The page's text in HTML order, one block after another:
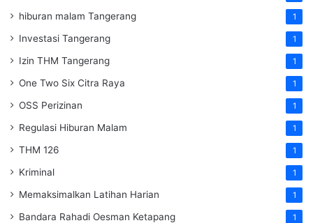
hiburan malam Tangerang 1
Investasi Tangerang 1
Izin THM Tangerang 1
One Two Six Citra Raya 1
OSS Perizinan 1
Regulasi Hiburan Malam 1
THM 126 1
Kriminal 1
Memaksimalkan Latihan Harian 1
Bandara Rahadi Oesman Ketapang 1